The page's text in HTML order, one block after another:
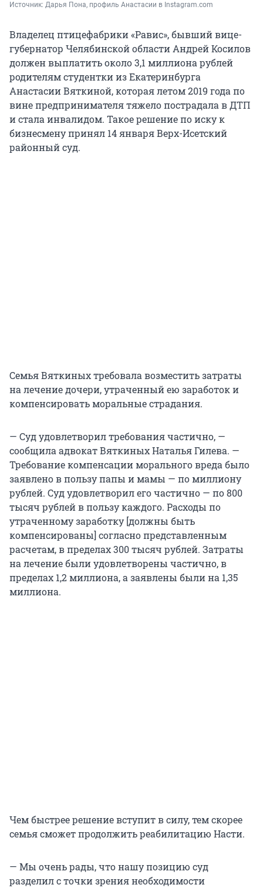
Источник: Дарья Пона, профиль Анастасии в Instagram.com
Владелец птицефабрики «Равис», бывший вице-
губернатор Челябинской области Андрей Косилов
должен выплатить около 3,1 миллиона рублей
родителям студентки из Екатеринбурга
Анастасии Вяткиной, которая летом 2019 года по
вине предпринимателя тяжело пострадала в ДТП
и стала инвалидом. Такое решение по иску к
бизнесмену принял 14 января Верх-Исетский
районный суд.
Семья Вяткиных требовала возместить затраты
на лечение дочери, утраченный ею заработок и
компенсировать моральные страдания.
— Суд удовлетворил требования частично, —
сообщила адвокат Вяткиных Наталья Гилева. —
Требование компенсации морального вреда было
заявлено в пользу папы и мамы — по миллиону
рублей. Суд удовлетворил его частично — по 800
тысяч рублей в пользу каждого. Расходы по
утраченному заработку [должны быть
компенсированы] согласно представленным
расчетам, в пределах 300 тысяч рублей. Затраты
на лечение были удовлетворены частично, в
пределах 1,2 миллиона, а заявлены были на 1,35
миллиона.
Чем быстрее решение вступит в силу, тем скорее
семья сможет продолжить реабилитацию Насти.
— Мы очень рады, что нашу позицию суд
разделил с точки зрения необходимости